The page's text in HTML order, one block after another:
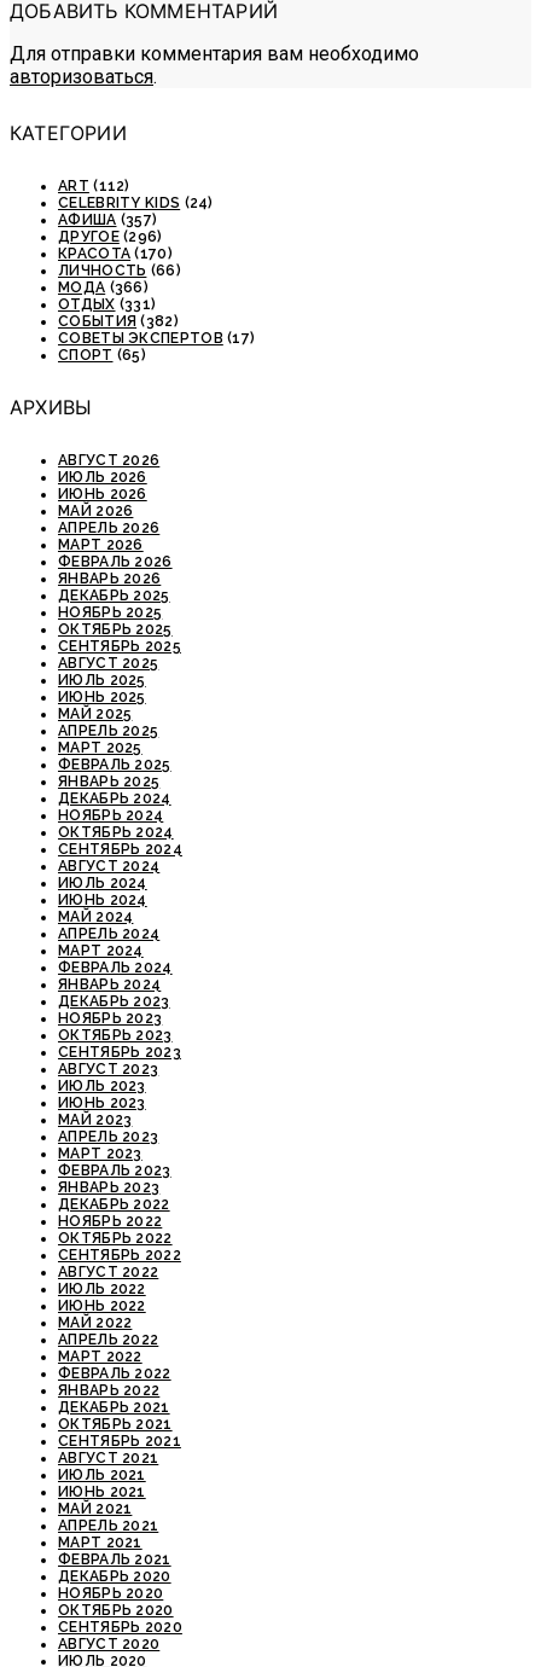
ДОБАВИТЬ КОММЕНТАРИЙ
Для отправки комментария вам необходимо
авторизоваться.
КАТЕГОРИИ
ART (112)
CELEBRITY KIDS (24)
АФИША (357)
ДРУГОЕ(296)
КРАСОТА (170)
ЛИЧНОСТЬ (66)
МОДА (366)
ОТДЫХ (331)
СОБЫТИЯ (382)
СОВЕТЫ ЭКСПЕРТОВ (17)
СПОРТ (65)
АРХИВЫ
АВГУСТ 2026
ИЮЛЬ 2026
ИЮНЬ 2026
МАЙ 2026
АПРЕЛЬ 2026
МАРТ 2026
ФЕВРАЛЬ 2026
ЯНВАРЬ 2026
ДЕКАБРЬ 2025
НОЯБРЬ 2025
ОКТЯБРЬ 2025
СЕНТЯБРЬ 2025
АВГУСТ 2025
ИЮЛЬ 2025
ИЮНЬ 2025
МАЙ 2025
АПРЕЛЬ 2025
МАРТ 2025
ФЕВРАЛЬ 2025
ЯНВАРЬ 2025
ДЕКАБРЬ 2024
НОЯБРЬ 2024
ОКТЯБРЬ 2024
СЕНТЯБРЬ 2024
АВГУСТ 2024
ИЮЛЬ 2024
ИЮНЬ 2024
МАЙ 2024
АПРЕЛЬ 2024
МАРТ 2024
ФЕВРАЛЬ 2024
ЯНВАРЬ 2024
ДЕКАБРЬ 2023
НОЯБРЬ 2023
ОКТЯБРЬ 2023
СЕНТЯБРЬ 2023
АВГУСТ 2023
ИЮЛЬ 2023
ИЮНЬ 2023
МАЙ 2023
АПРЕЛЬ 2023
МАРТ 2023
ФЕВРАЛЬ 2023
ЯНВАРЬ 2023
ДЕКАБРЬ 2022
НОЯБРЬ 2022
ОКТЯБРЬ 2022
СЕНТЯБРЬ 2022
АВГУСТ 2022
ИЮЛЬ 2022
ИЮНЬ 2022
МАЙ 2022
АПРЕЛЬ 2022
МАРТ 2022
ФЕВРАЛЬ 2022
ЯНВАРЬ 2022
ДЕКАБРЬ 2021
ОКТЯБРЬ 2021
СЕНТЯБРЬ 2021
АВГУСТ 2021
ИЮЛЬ 2021
ИЮНЬ 2021
МАЙ 2021
АПРЕЛЬ 2021
МАРТ 2021
ФЕВРАЛЬ 2021
ДЕКАБРЬ 2020
НОЯБРЬ 2020
ОКТЯБРЬ 2020
СЕНТЯБРЬ 2020
АВГУСТ 2020
ИЮЛЬ 2020